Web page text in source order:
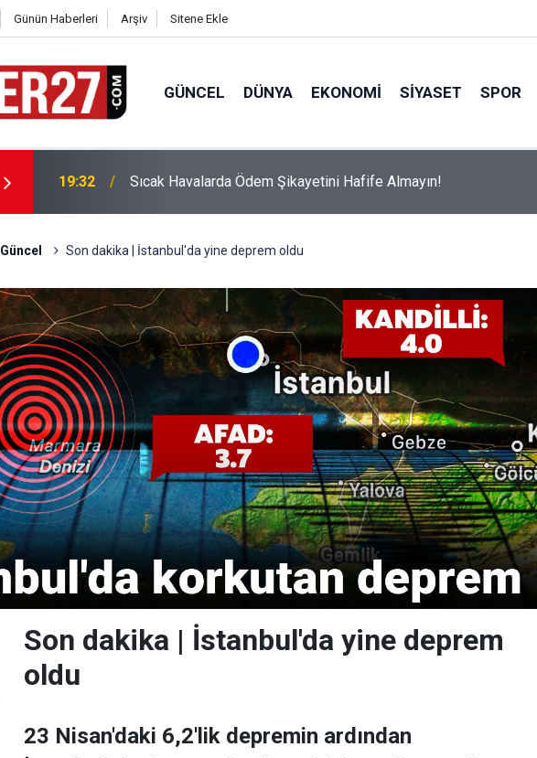
Günün Haberleri Arşiv Sitene Ekle
GÜNCEL DÜNYA EKONOMI SIYASET SPOR
19:32 Sıcak Havalarda Ödem Şikayetini Hafife Almayın!
Güncel Son dakika | İstanbul'da yine deprem oldu
Son dakika | İstanbul'da yine deprem
oldu
23 Nisan'daki 6,2'lik depremin ardından